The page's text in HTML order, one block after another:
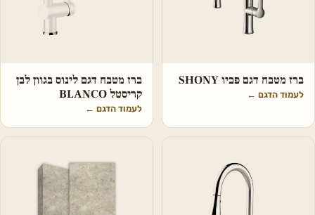
ברז מטבח דגם פביו SHONY
לעמוד הדגם ←
ברז מטבח דגם לינוס בגוון לבן
קריסטל BLANCO
לעמוד הדגם ←